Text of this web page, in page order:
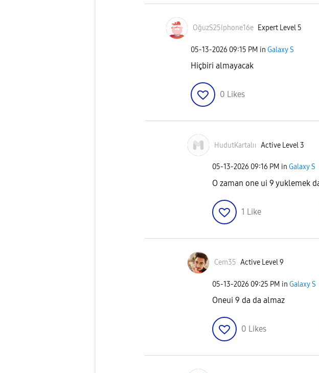
OğuzS25Iphone16e Expert Level 5
‎05-13-2026 09:15 PM in Galaxy S
Hiçbiri almayacak
0 Likes
HudutKartalıı Active Level 3
‎05-13-2026 09:16 PM in Galaxy S
O zaman one ui 9 yuklemek
1 Like
Cem35 Active Level 9
‎05-13-2026 09:25 PM in Galaxy S
Oneui 9 da da almaz
0 Likes